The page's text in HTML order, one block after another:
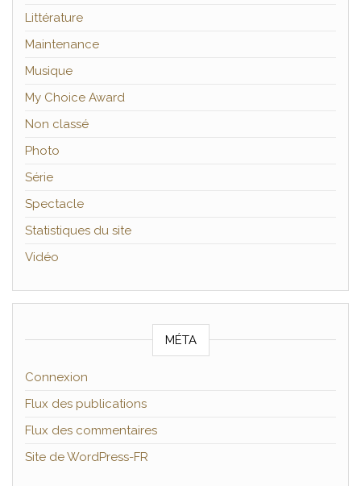
Littérature
Maintenance
Musique
My Choice Award
Non classé
Photo
Série
Spectacle
Statistiques du site
Vidéo
MÉTA
Connexion
Flux des publications
Flux des commentaires
Site de WordPress-FR